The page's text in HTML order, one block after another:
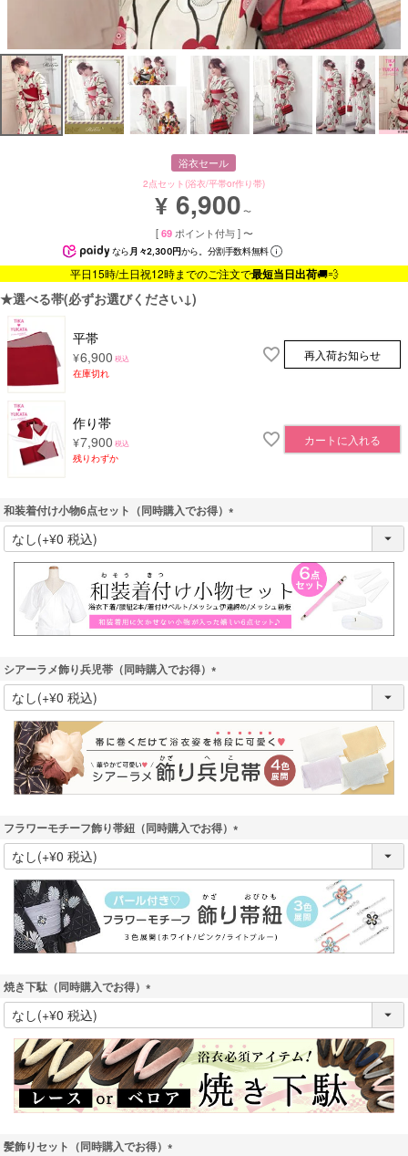
浴衣セール
2点セット(浴衣/平帯or作り帯)
¥ 6,900 〜
[ 69 ポイント付与 ] 〜
なら月々2,300円から。分割手数料無料
平日15時/土日祝12時までのご注文で最短当日出荷🚚💨
★選べる帯(必ずお選びください↓)
平帯
¥6,900 税込
在庫切れ
再入荷お知らせ
作り帯
¥7,900 税込
残りわずか
カートに入れる
和装着付け小物6点セット（同時購入でお得）
(
必
須
シアーラメ飾り兵児帯（同時購入でお得）
(
必
須
)
フラワーモチーフ飾り帯紐（同時購入でお得）
(
必
須
焼き下駄（同時購入でお得）
(
必
須
)
髪飾りセット（同時購入でお得）